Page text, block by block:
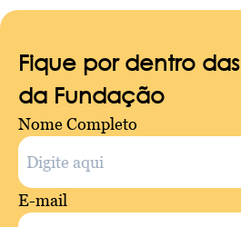
Fique por dentro
da Fundação
Nome Completo
E-mail